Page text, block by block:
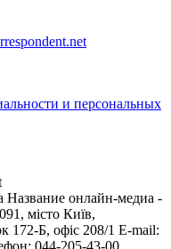
и персональных
Название онлайн-медиа -
місто Київ,
Б, офіс 208/1 E-mail:
044-205-43-00